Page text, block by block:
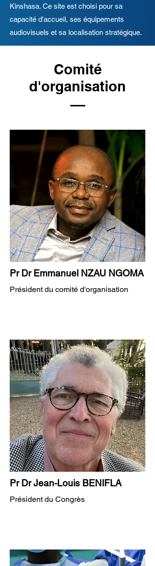
Kinshasa. Ce site est choisi pour sa
capacité d'accueil, ses équipements
audiovisuels et sa localisation stratégique.
Comité
d'organisation
Pr Dr Emmanuel NZAU NGOMA
Président du comité d'organisation
Pr Dr Jean-Louis BENIFLA
Président du Congrès